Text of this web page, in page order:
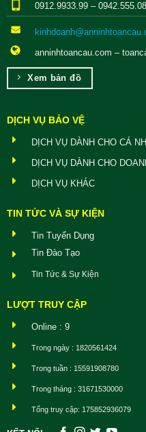
0912.9933.99 –
anninhtoancau.com –
Xem bản đồ
DỊCH VỤ BẢO VỆ
DỊCH VỤ DÀNH CHO CÁ
DỊCH VỤ DÀNH CHO
DỊCH VỤ KHÁC
TIN TỨC VÀ SỰ KIỆN
Tin Tuyển Dụng
Tin Đào Tạo
Tin Tức & Sự Kiện
LƯỢT TRUY CẬP
Online : 9
Trong ngày : 1820561424
Trong tuần : 15591908780
Trong tháng : 31671530000
Tổng truy cập: 175852936079